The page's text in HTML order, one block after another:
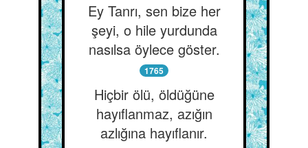
Ey Tanrı, sen bize her
şeyi, o hile yurdunda
nasılsa öylece göster.
1765
Hiçbir ölü, öldüğüne
hayıflanmaz, azığın
azlığına hayıflanır.